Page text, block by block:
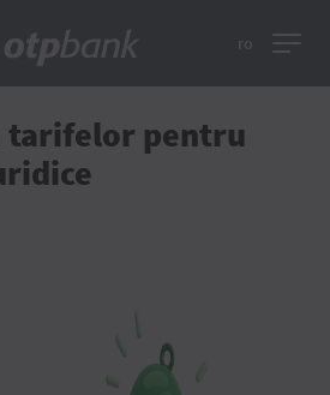
ro
tarifelor pentru